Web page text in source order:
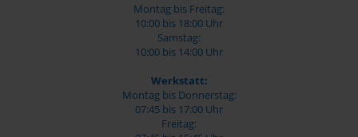
Montag bis Freitag:
10:00 bis 18:00 Uhr
Samstag:
10:00 bis 14:00 Uhr
Werkstatt:
Montag bis Donnerstag:
07:45 bis 17:00 Uhr
Freitag: